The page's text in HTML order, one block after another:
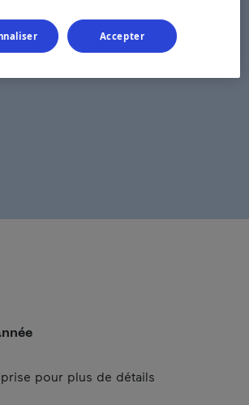
pour plus de détails
Accepter